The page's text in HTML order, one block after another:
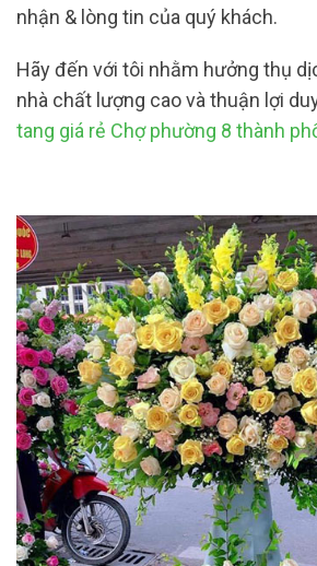
nhận & lòng tin của quý khách.
Hãy đến với tôi nhằm hưởng thụ
nhà chất lượng cao và thuận lợi
tang giá rẻ Chợ phường 8 thành